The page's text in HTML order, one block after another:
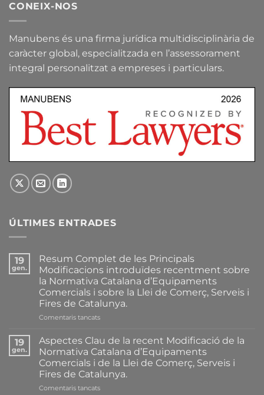
CONEIX-NOS
Manubens és una firma jurídica multidisciplinària de
caràcter global, especialitzada en l’assessorament
integral personalitzat a empreses i particulars.
ÚLTIMES ENTRADES
19
gen.
Resum Complet de les Principals
Modificacions introduïdes recentment sobre
la Normativa Catalana d’Equipaments
Comercials i sobre la Llei de Comerç, Serveis i
Fires de Catalunya.
Comentaris tancatsa
Complet
de
les
Principals
Modificacions
introduïdes
19
gen.
Aspectes Clau de la recent Modificació de la
Normativa Catalana d’Equipaments
Comercials i de la Llei de Comerç, Serveis i
Fires de Catalunya.
Comentaris tancatsa